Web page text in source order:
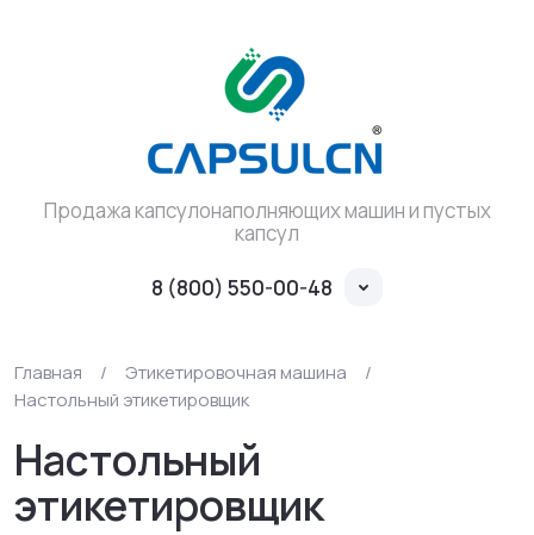
Продажа капсулонаполняющих машин и пустых
капсул
8 (800) 550-00-48
Главная / Этикетировочная машина
/
Настольный этикетировщик
Настольный
этикетировщик